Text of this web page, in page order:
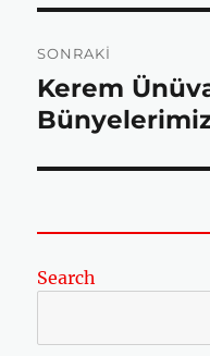
SONRAKI
Sonraki
yazı:
Kerem
Search